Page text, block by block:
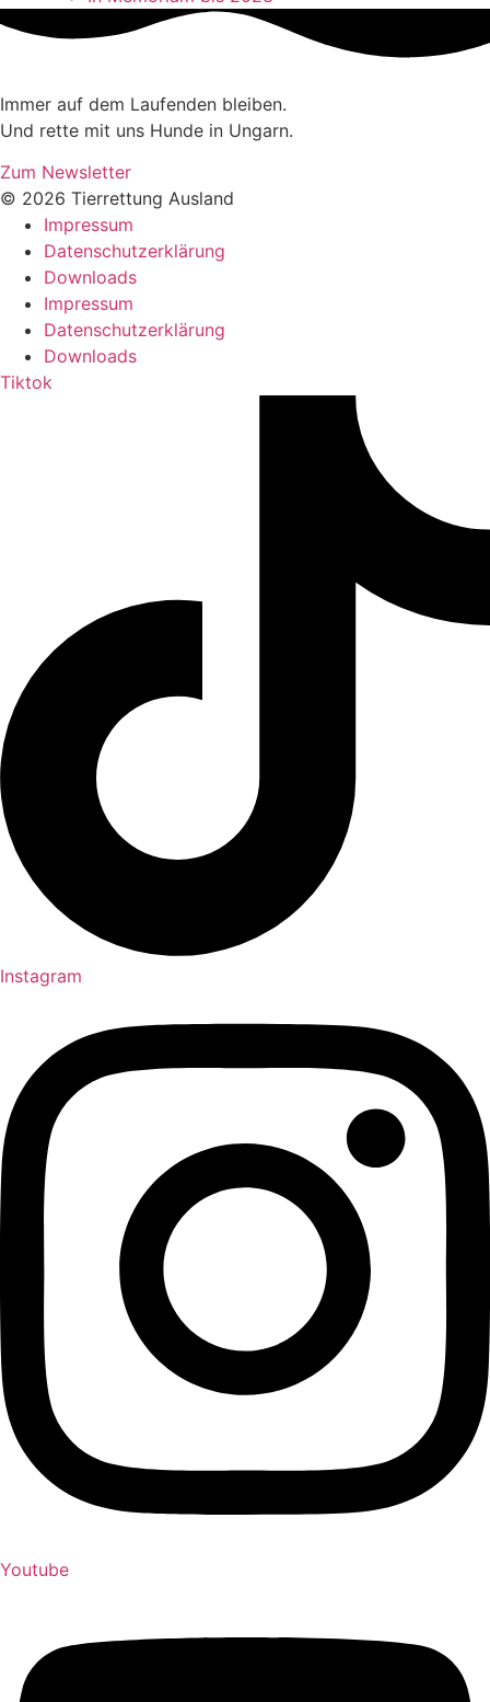
Immer auf dem Laufenden bleiben.
Und rette mit uns Hunde in Ungarn.
Zum Newsletter
© 2026 Tierrettung Ausland
Impressum
Datenschutzerklärung
Downloads
Impressum
Datenschutzerklärung
Downloads
Tiktok
Instagram
Youtube